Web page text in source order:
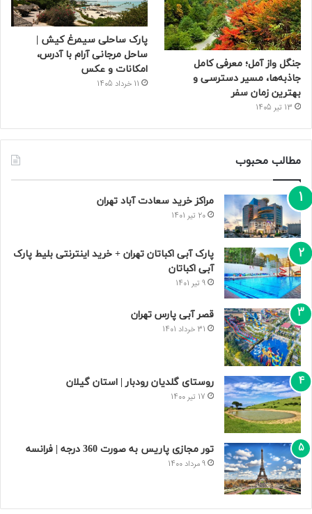
جنگل واز آمل؛ معرفی کامل
جاذبه‌ها، مسیر دسترسی و
بهترین زمان سفر
13 تیر 1405
پارک ساحلی سیمرغ کیش |
ساحل مرجانی آرام با آدرس،
امکانات و عکس
11 خرداد 1405
مطالب محبوب
مراکز خرید سعادت‌ آباد تهران
20 تیر 1401
پارک آبی اکباتان تهران + خرید اینترنتی بلیط پارک
آبی اکباتان
9 تیر 1401
قصر آبی پارس تهران
31 خرداد 1401
روستای گلدیان رودبار | استان گیلان
17 تیر 1400
تور مجازی پاریس به صورت 360 درجه | فرانسه
9 مرداد 1400